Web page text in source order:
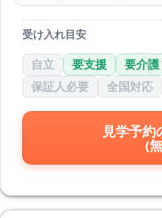
受け入れ目安
自立 要支援 要介護
保証人必要
全国対応
見学予約
(